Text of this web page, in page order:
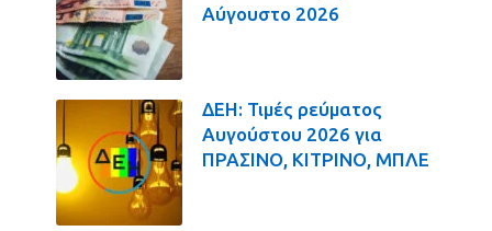
Αύγουστο 2026
ΔΕΗ: Τιμές ρεύματος
Αυγούστου 2026 για
ΠΡΑΣΙΝΟ, ΚΙΤΡΙΝΟ, ΜΠΛΕ